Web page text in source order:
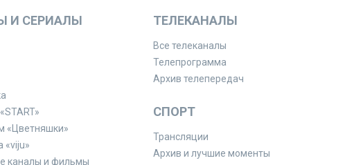
И СЕРИАЛЫ
«Цветняшки»
«viju»
каналы и фильмы
ТЕЛЕКАНАЛЫ
Все телеканалы
Телепрограмма
Архив телепередач
СПОРТ
Трансляции
Архив и лучшие моменты